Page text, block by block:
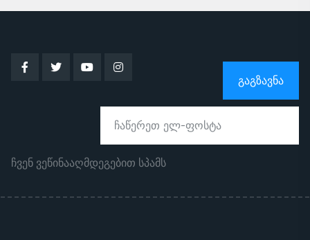
ᲒᲐᲒᲖᲐᲕᲜᲐ
ჩვენ ვეწინააღმდეგებით სპამს